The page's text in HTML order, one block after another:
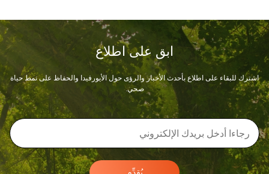
ابق على اطلاع
اشترك للبقاء على اطلاع بأحدث الأخبار والرؤى حول الأيورفيدا والحفاظ على نمط حياة
صحي.